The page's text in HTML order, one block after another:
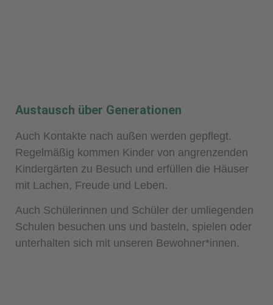
Austausch über Generationen
Auch Kontakte nach außen werden gepflegt.
Regelmäßig kommen Kinder von angrenzenden
Kindergärten zu Besuch und erfüllen die Häuser
mit Lachen, Freude und Leben.
Auch Schülerinnen und Schüler der umliegenden
Schulen besuchen uns und basteln, spielen oder
unterhalten sich mit unseren Bewohner*innen.